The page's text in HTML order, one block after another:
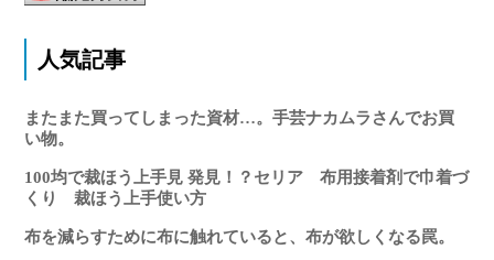
人気記事
またまた買ってしまった資材…。手芸ナカムラさんでお買
い物。
100均で裁ほう上手見 発見！？セリア 布用接着剤で巾着づ
くり 裁ほう上手使い方
布を減らすために布に触れていると、布が欲しくなる罠。